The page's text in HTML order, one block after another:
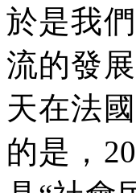
於是我
流的發
天在法
的是，